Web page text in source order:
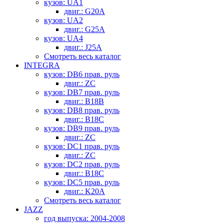
кузов: UA1
двиг.: G20A
кузов: UA2
двиг.: G25A
кузов: UA4
двиг.: J25A
Смотреть весь каталог
INTEGRA
кузов: DB6 прав. руль
двиг.: ZC
кузов: DB7 прав. руль
двиг.: B18B
кузов: DB8 прав. руль
двиг.: B18C
кузов: DB9 прав. руль
двиг.: ZC
кузов: DC1 прав. руль
двиг.: ZC
кузов: DC2 прав. руль
двиг.: B18C
кузов: DC5 прав. руль
двиг.: K20A
Смотреть весь каталог
JAZZ
год выпуска: 2004-2008